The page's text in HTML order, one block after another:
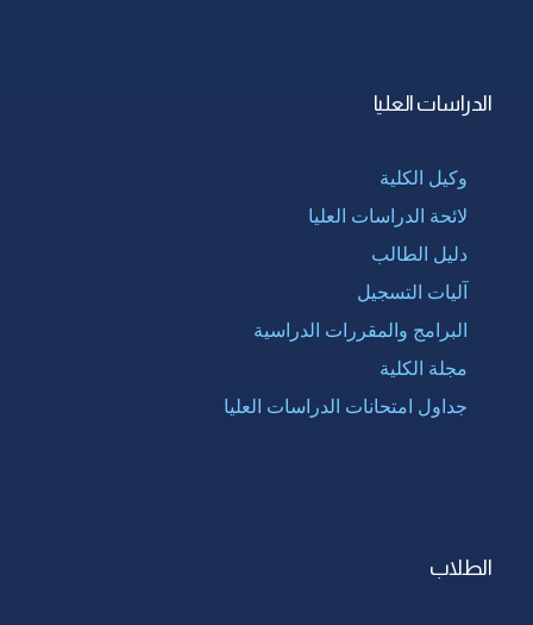
الدراسات العليا
وكيل الكلية
لائحة الدراسات العليا
دليل الطالب
آليات التسجيل
البرامج والمقررات الدراسية
مجلة الكلية
جداول امتحانات الدراسات العليا
الطلاب